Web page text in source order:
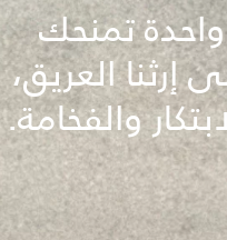
تمنحك
العريق،
والفخامة.